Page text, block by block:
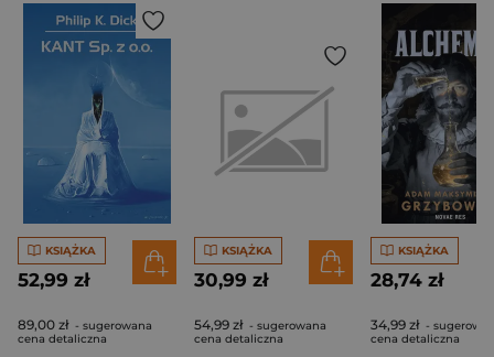
KSIĄŻKA
52,99 zł
89,00 zł - sugerowana
cena detaliczna
KSIĄŻKA
30,99 zł
54,99 zł - sugerowana
cena detaliczna
KSIĄŻKA
28,74 zł
34,99 zł -
cena detaliczna